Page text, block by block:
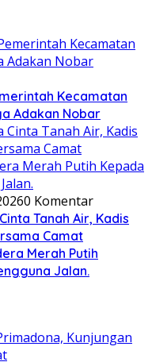
Kecamatan
Adakan Nobar
0 Komentar
Tanah Air, Kadis
Camat
Merah Putih
Jalan.